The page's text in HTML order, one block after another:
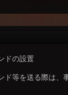
ドの設置
ド等を送る際は、